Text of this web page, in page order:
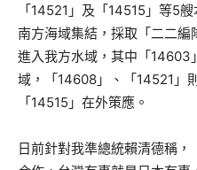
「14521」及「14515」等5
南方海域集結，採取「二二
進入我方水域，其中「
域，「14608」、「14521」
「14515」在外策應。
日前針對我準總統賴清德稱